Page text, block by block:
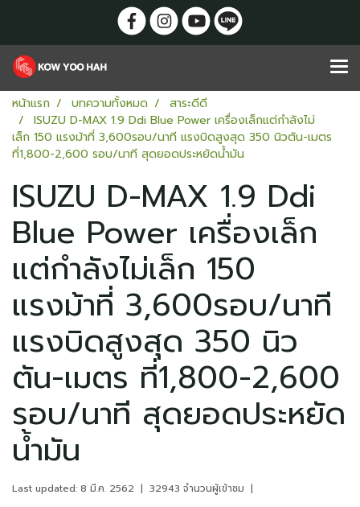
หน้าแรก บทความทั้งหมด
สาระดีดี
ISUZU D-MAX 1.9 Ddi Blue Power เครื่องเล็กแต่กำลังไม่
เล็ก 150 แรงม้าที่ 3,600รอบ/นาที แรงบิดสูงสุด 350 นิวตัน-เมตร
ที่1,800-2,600 รอบ/นาที สุดยอดประหยัดน้ำมัน
ISUZU D-MAX 1.9 Ddi
Blue Power เครื่องเล็ก
แต่กำลังไม่เล็ก 150
แรงม้าที่ 3,600รอบ/นาที
แรงบิดสูงสุด 350 นิว
ตัน-เมตร ที่1,800-2,600
รอบ/นาที สุดยอดประหยัด
น้ำมัน
Last updated: 8 มี.ค. 2562 | 32943 จำนวนผู้เข้าชม |